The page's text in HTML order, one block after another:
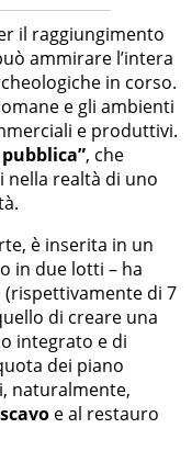
il raggiungimento
ammirare l’intera
in corso.
e gli ambienti
e produttivi.
, che
realtà di uno
è inserita in un
in due lotti – ha
di 7
di creare una
integrato e di
dei piano
naturalmente,
e al restauro